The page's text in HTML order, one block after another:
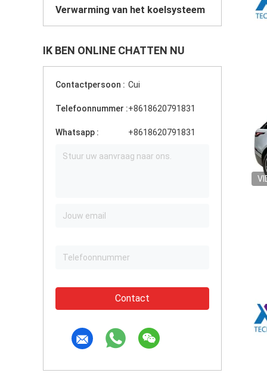
Verwarming van het koelsysteem
IK BEN ONLINE CHATTEN NU
Contactpersoon : Cui
Telefoonnummer :+8618620791831
Whatsapp : +8618620791831
Contact